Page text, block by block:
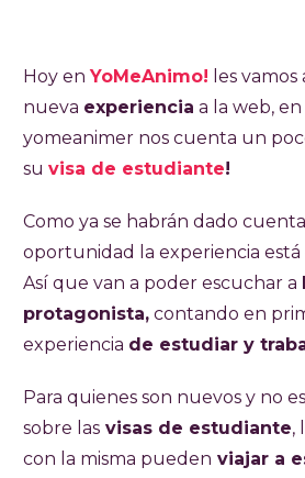
Hoy en YoMeAnimo! les
nueva experiencia a la web,
yomeanimer nos cuenta un
su visa de estudiante!
Como ya se habrán dado
oportunidad la experiencia
Así que van a poder escuchar a
protagonista, contando en
experiencia de estudiar y
Para quienes son nuevos y no
sobre las visas de estudiante,
con la misma pueden viajar a